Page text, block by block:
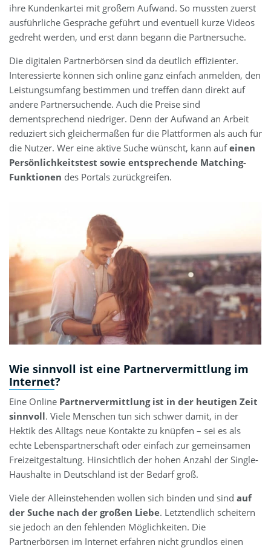
ihre Kundenkartei mit großem Aufwand. So mussten zuerst
ausführliche Gespräche geführt und eventuell kurze Videos
gedreht werden, und erst dann begann die Partnersuche.
Die digitalen Partnerbörsen sind da deutlich effizienter.
Interessierte können sich online ganz einfach anmelden, den
Leistungsumfang bestimmen und treffen dann direkt auf
andere Partnersuchende. Auch die Preise sind
dementsprechend niedriger. Denn der Aufwand an Arbeit
reduziert sich gleichermaßen für die Plattformen als auch für
die Nutzer. Wer eine aktive Suche wünscht, kann aufeinen
Persönlichkeitstest sowie entsprechende Matching-
Funktionen des Portals zurückgreifen.
Wie sinnvoll ist eine Partnervermittlung im
Internet?
Eine Online Partnervermittlung ist in der heutigen Zeit
sinnvoll. Viele Menschen tun sich schwer damit, in der
Hektik des Alltags neue Kontakte zu knüpfen – sei es als
echte Lebenspartnerschaft oder einfach zur gemeinsamen
Freizeitgestaltung. Hinsichtlich der hohen Anzahl der Single-
Haushalte in Deutschland ist der Bedarf groß.
Viele der Alleinstehenden wollen sich binden und sind auf
der Suche nach der großen Liebe. Letztendlich scheitern
sie jedoch an den fehlenden Möglichkeiten. Die
Partnerbörsen im Internet erfahren nicht grundlos einen